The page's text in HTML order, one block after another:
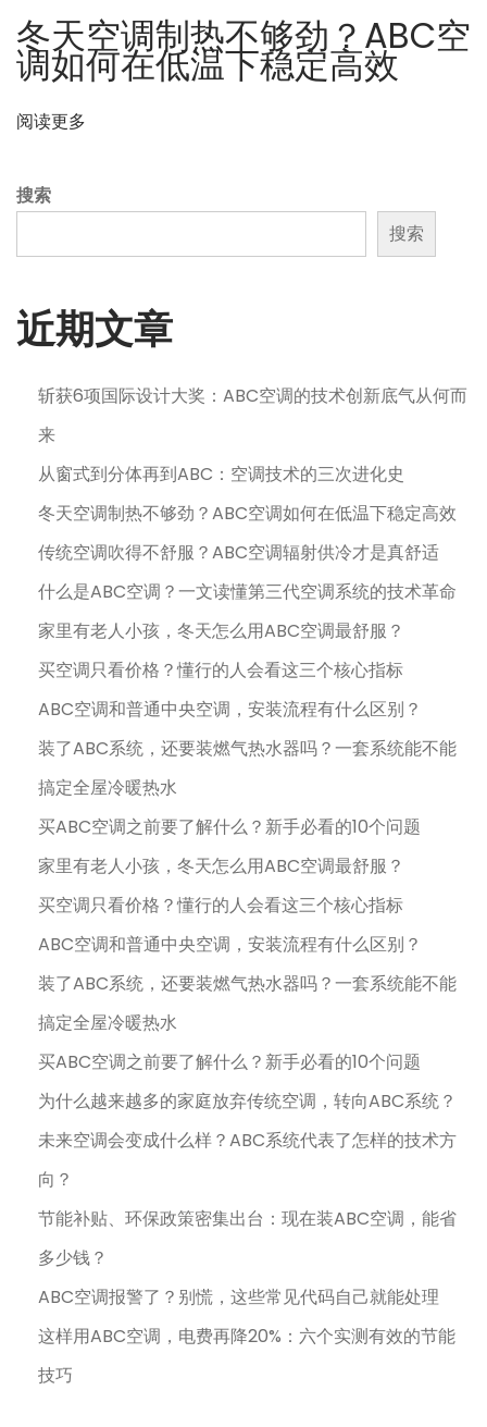
关
键
角
？
冬天空调制热不够劲？ABC空
调如何在低温下稳定高效
阅读更多
搜索
搜索
近期文章
斩获6项国际设计大奖：ABC空调的技术创新底气从何而
来
从窗式到分体再到ABC：空调技术的三次进化史
冬天空调制热不够劲？ABC空调如何在低温下稳定高效
传统空调吹得不舒服？ABC空调辐射供冷才是真舒适
什么是ABC空调？一文读懂第三代空调系统的技术革命
家里有老人小孩，冬天怎么用ABC空调最舒服？
买空调只看价格？懂行的人会看这三个核心指标
ABC空调和普通中央空调，安装流程有什么区别？
装了ABC系统，还要装燃气热水器吗？一套系统能不能
搞定全屋冷暖热水
买ABC空调之前要了解什么？新手必看的10个问题
家里有老人小孩，冬天怎么用ABC空调最舒服？
买空调只看价格？懂行的人会看这三个核心指标
ABC空调和普通中央空调，安装流程有什么区别？
装了ABC系统，还要装燃气热水器吗？一套系统能不能
搞定全屋冷暖热水
买ABC空调之前要了解什么？新手必看的10个问题
为什么越来越多的家庭放弃传统空调，转向ABC系统？
未来空调会变成什么样？ABC系统代表了怎样的技术方
向？
节能补贴、环保政策密集出台：现在装ABC空调，能省
多少钱？
ABC空调报警了？别慌，这些常见代码自己就能处理
这样用ABC空调，电费再降20%：六个实测有效的节能
技巧